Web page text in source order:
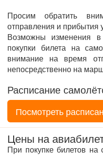
Просим обратить
отправления и прибытия
Возможны изменения
покупки билета на
внимание на время
непосредственно на
Расписание
Посмотреть
Цены на
При покупке билетов на